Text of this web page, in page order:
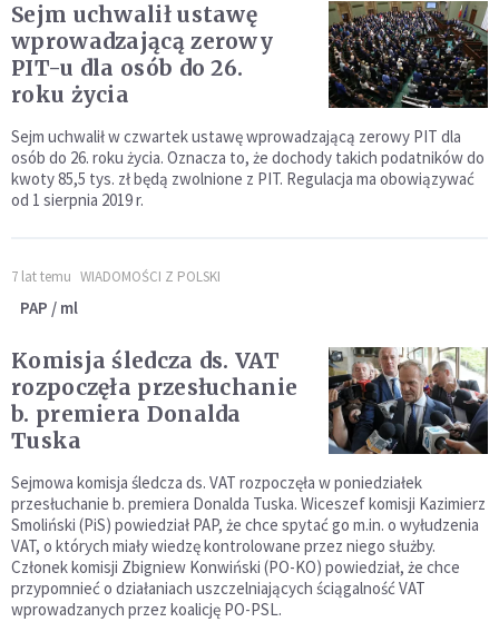
Sejm uchwalił ustawę
wprowadzającą zerowy
PIT-u dla osób do 26.
roku życia
Sejm uchwalił w czwartek ustawę wprowadzającą zerowy PIT dla
osób do 26. roku życia. Oznacza to, że dochody takich podatników do
kwoty 85,5 tys. zł będą zwolnione z PIT. Regulacja ma obowiązywać
od 1 sierpnia 2019 r.
7 lat temu WIADOMOŚCI Z POLSKI
PAP / ml
Komisja śledcza ds. VAT
rozpoczęła przesłuchanie
b. premiera Donalda
Tuska
Sejmowa komisja śledcza ds. VAT rozpoczęła w poniedziałek
przesłuchanie b. premiera Donalda Tuska. Wiceszef komisji Kazimierz
Smoliński (PiS) powiedział PAP, że chce spytać go m.in. o wyłudzenia
VAT, o których miały wiedzę kontrolowane przez niego służby.
Członek komisji Zbigniew Konwiński (PO-KO) powiedział, że chce
przypomnieć o działaniach uszczelniających ściągalność VAT
wprowadzanych przez koalicję PO-PSL.